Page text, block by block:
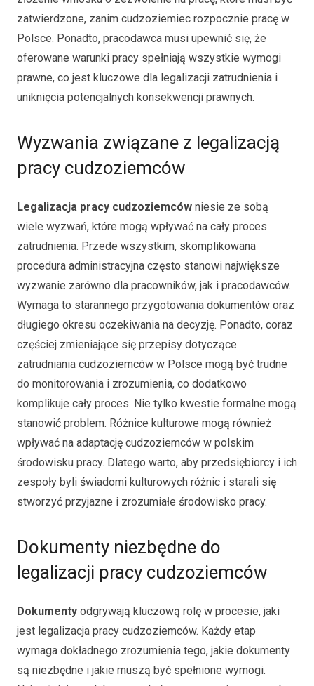
zatwierdzone, zanim cudzoziemiec rozpocznie pracę w
Polsce. Ponadto, pracodawca musi upewnić się, że
oferowane warunki pracy spełniają wszystkie wymogi
prawne, co jest kluczowe dla legalizacji zatrudnienia i
uniknięcia potencjalnych konsekwencji prawnych.
Wyzwania związane z legalizacją
pracy cudzoziemców
Legalizacja pracy cudzoziemców niesie ze sobą
wiele wyzwań, które mogą wpływać na cały proces
zatrudnienia. Przede wszystkim, skomplikowana
procedura administracyjna często stanowi największe
wyzwanie zarówno dla pracowników, jak i pracodawców.
Wymaga to starannego przygotowania dokumentów oraz
długiego okresu oczekiwania na decyzję. Ponadto, coraz
częściej zmieniające się przepisy dotyczące
zatrudniania cudzoziemców w Polsce mogą być trudne
do monitorowania i zrozumienia, co dodatkowo
komplikuje cały proces. Nie tylko kwestie formalne mogą
stanowić problem. Różnice kulturowe mogą również
wpływać na adaptację cudzoziemców w polskim
środowisku pracy. Dlatego warto, aby przedsiębiorcy i ich
zespoły byli świadomi kulturowych różnic i starali się
stworzyć przyjazne i zrozumiałe środowisko pracy.
Dokumenty niezbędne do
legalizacji pracy cudzoziemców
Dokumenty odgrywają kluczową rolę w procesie, jaki
jest legalizacja pracy cudzoziemców. Każdy etap
wymaga dokładnego zrozumienia tego, jakie dokumenty
są niezbędne i jakie muszą być spełnione wymogi.